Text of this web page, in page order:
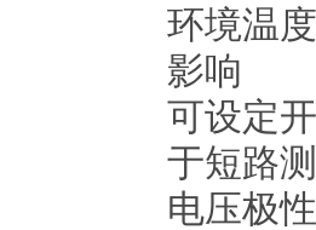
环境温
影响
可设定
于短路
电压极